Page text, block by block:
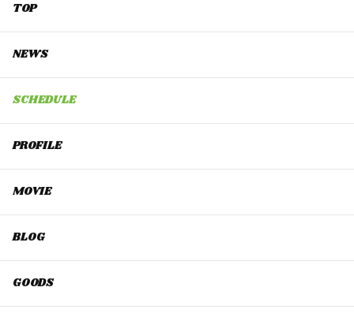
TOP
NEWS
SCHEDULE
PROFILE
MOVIE
BLOG
GOODS